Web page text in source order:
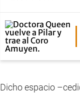
Dicho espacio